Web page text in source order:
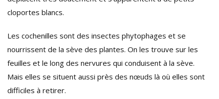
cloportes blancs.
Les cochenilles sont des insectes phytophages et se
nourrissent de la sève des plantes. On les trouve sur les
feuilles et le long des nervures qui conduisent à la sève.
Mais elles se situent aussi près des nœuds là où elles sont
difficiles à retirer.